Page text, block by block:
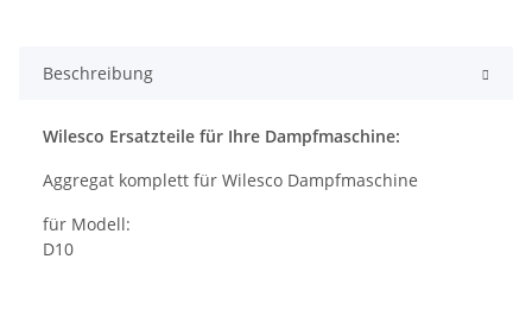
Beschreibung
Wilesco Ersatzteile für Ihre Dampfmaschine:
Aggregat komplett für Wilesco Dampfmaschine
für Modell:
D10